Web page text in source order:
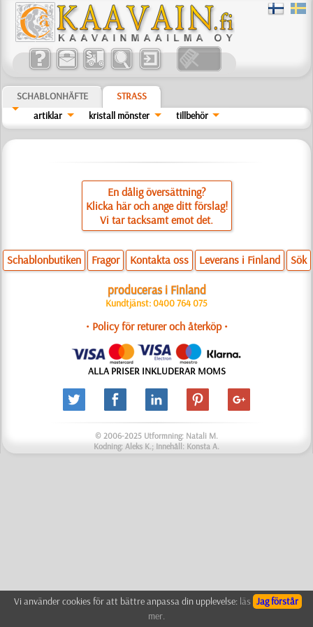
SCHABLONHÄFTE
STRASS
artiklar
kristall mönster tillbehör
En dålig översättning?
Klicka här och ange ditt förslag!
Vi tar tacksamt emot det.
Schablonbutiken Fragor Kontakta oss Leverans i Finland Sök
produceras i Finland
Kundtjänst: 0400 764 075
• Policy för returer och återköp •
ALLA PRISER INKLUDERAR MOMS
© 2006-2025 Utformning: Natali M.
Kodning: Aleks K.; Innehåll: Konsta A.
Jag förstår
Vi använder cookies för att bättre anpassa din upplevelse: läs
mer.